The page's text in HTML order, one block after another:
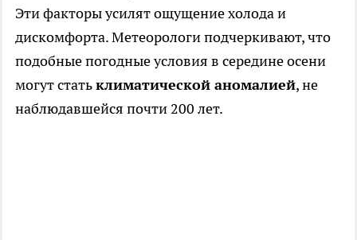
Эти факторы усилят ощущение холода и
дискомфорта. Метеорологи подчеркивают, что
подобные погодные условия в середине осени
могут статьклиматической аномалией, не
наблюдавшейся почти 200 лет.